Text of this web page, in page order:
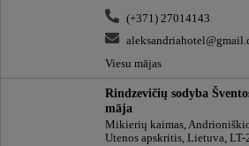
(+371) 27014143
Viesu mājas
Rindzevičių sodyba
māja
Mikierių kaimas,
Utenos apskritis, Lietuva, LT-